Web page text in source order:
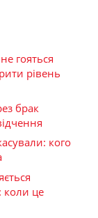
гояться
рівень
брак
кого
коли це